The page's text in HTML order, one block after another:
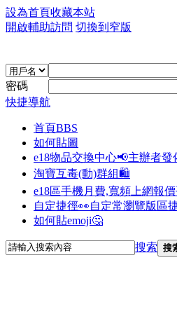
設為首頁收藏本站
開啟輔助訪問 切換到窄版
密碼
快捷導航
首頁BBS
如何貼圖
e18物品交換中心📢主辦者發
淘寶互毒(動)群組🛍️
e18區手機月費,寬頻上網報
自定捷徑👀自定常瀏覽版區
如何貼emoji🤔
搜索 搜